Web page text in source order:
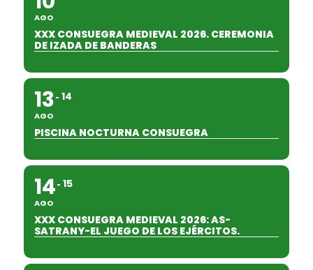
AGO
XXX CONSUEGRA MEDIEVAL 2026. CEREMONIA
DE IZADA DE BANDERAS
13
AGO
14
PISCINA NOCTURNA CONSUEGRA
14
AGO
15
XXX CONSUEGRA MEDIEVAL 2026: AS-
SATRANY-EL JUEGO DE LOS EJÉRCITOS.